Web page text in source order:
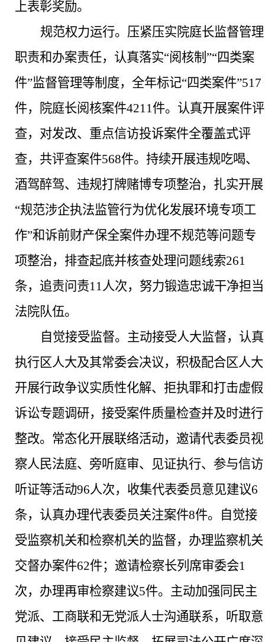
上表彰奖励。
规范权力运行。 压紧压实院庭长监督管理
职责和办案责任，认真落实“阅核制”“四类案
件”监督管理等制度，全年标记“四类案件”517
件，院庭长阅核案件4211件。认真开展案件评
查，对发改、重点信访投诉案件全覆盖式评
查，共评查案件568件。 持续开展违规吃喝、
酒驾醉驾、违规打牌赌博专项整治， 扎实开展
“规范涉企执法监管行为优化发展环境专项工
作”和诉前财产保全案件办理不规范等问题专
项整治，排查起底并核查处理问题线索261
条，追责问责11人次，努力锻造忠诚干净担当
法院队伍。
自觉接受监督。 主动接受人大监督，认真
执行区人大及其常委会决议，积极配合区人大
开展行政争议实质性化解、拒执罪和打击虚假
诉讼专题调研，接受案件质量检查并及时进行
整改。常态化开展联络活动，邀请代表委员视
察人民法庭、旁听庭审、见证执行、参与信访
听证等活动96人次，收集代表委员意见建议6
条，认真办理代表委员关注案件8件。自觉接
受监察机关和检察机关的监督，办理监察机关
交督办案件62件；邀请检察长列席审委会1
次，办理再审检察建议5件。主动加强同民主
党派、工商联和无党派人士沟通联系，听取意